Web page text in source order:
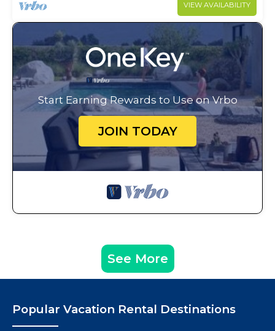
VIEW AVAILABILITY
Start Earning Rewards to Use on Vrbo
JOIN TODAY
See More
Popular Vacation Rental Destinations